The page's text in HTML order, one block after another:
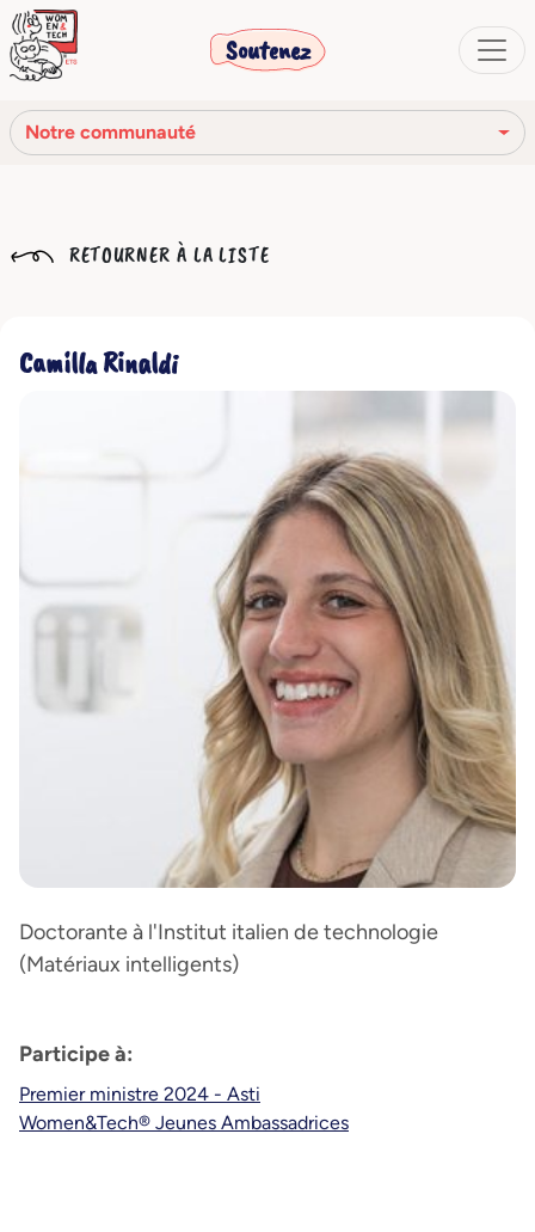
Soutenez
Notre communauté
Notre histoire
Code Éthique
RETOURNER À LA LISTE
Camilla Rinaldi
Doctorante à l'Institut italien de technologie
(Matériaux intelligents)
Participe à:
Premier ministre 2024 - Asti
Women&Tech® Jeunes Ambassadrices